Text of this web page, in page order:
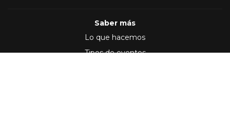
Saber más
Lo que hacemos
Tipos de eventos